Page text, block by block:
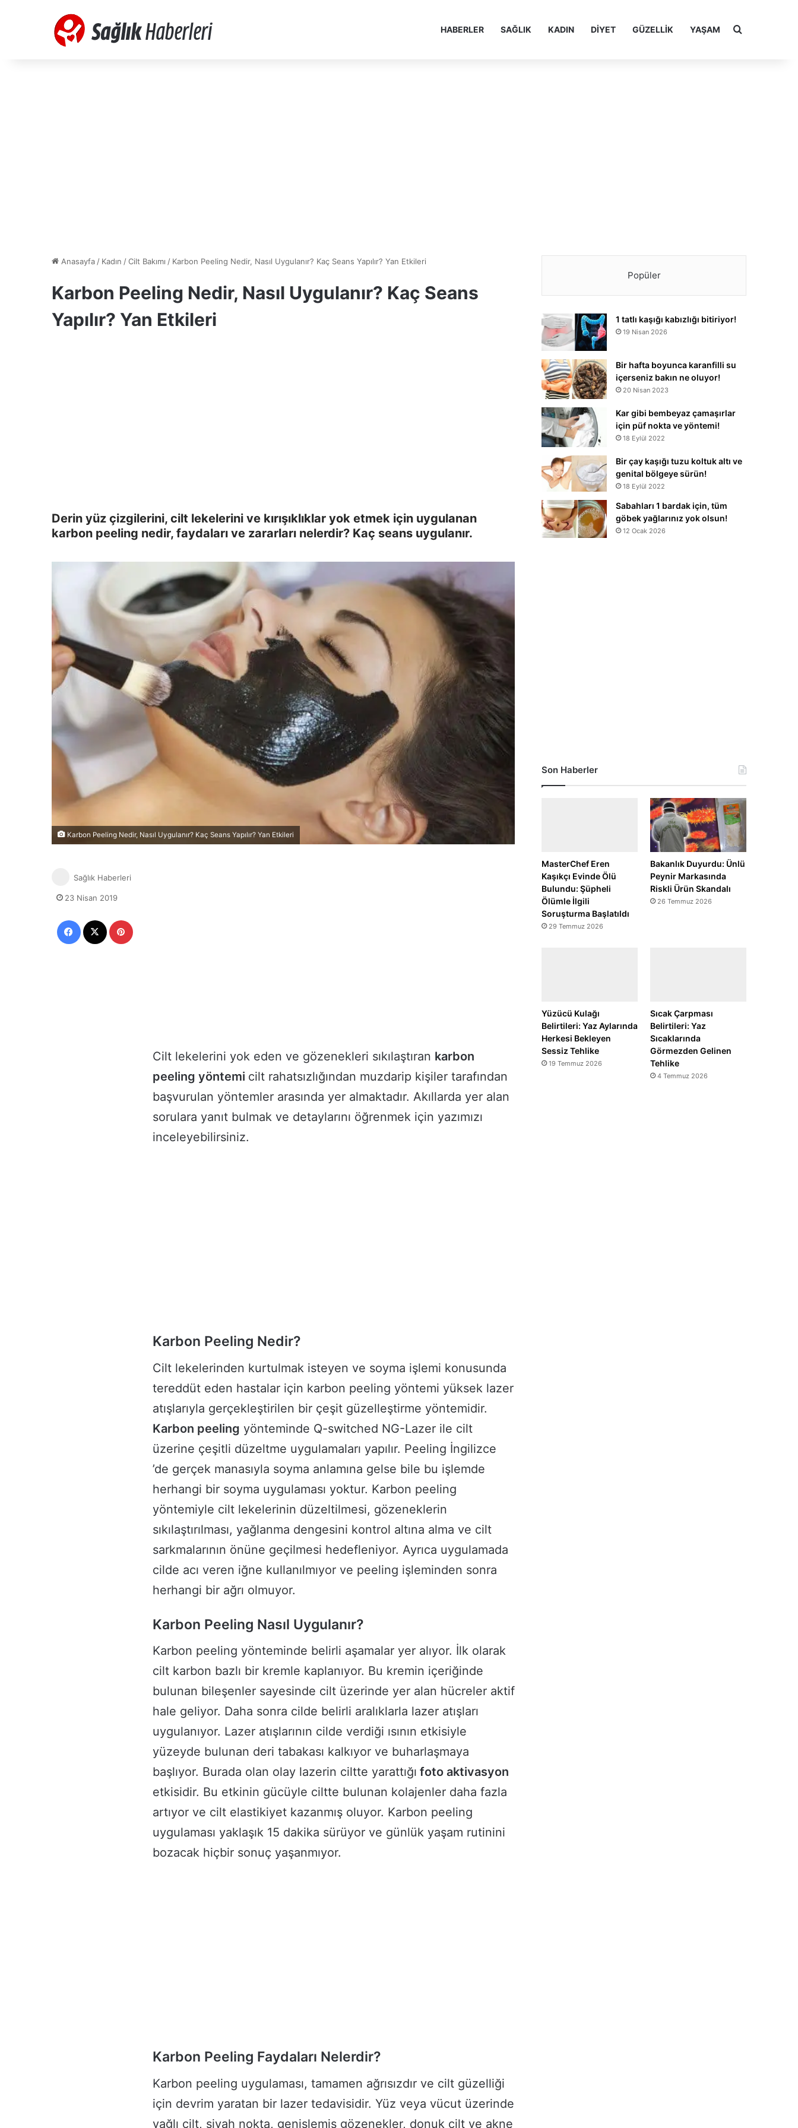
HABERLER SAĞLIK KADIN DIYET GÜZELLIK YAŞAM Arama yap
Anasayfa / Kadın /Cilt Bakımı / Karbon Peeling Nedir, Nasıl Uygulanır? Kaç Seans Yapılır? Yan Etkileri
Karbon Peeling Nedir, Nasıl Uygulanır? Kaç Seans
Yapılır? Yan Etkileri
Derin yüz çizgilerini, cilt lekelerini ve kırışıklıklar yok etmek için uygulanan
karbon peeling nedir, faydaları ve zararları nelerdir? Kaç seans uygulanır.
Karbon Peeling Nedir, Nasıl Uygulanır? Kaç Seans Yapılır? Yan Etkileri
Cilt lekelerini yok eden ve gözenekleri sıkılaştıran karbon
peeling yöntemi cilt rahatsızlığından muzdarip kişiler tarafından
başvurulan yöntemler arasında yer almaktadır. Akıllarda yer alan
sorulara yanıt bulmak ve detaylarını öğrenmek için yazımızı
inceleyebilirsiniz.
Karbon Peeling Nedir?
Cilt lekelerinden kurtulmak isteyen ve soyma işlemi konusunda
tereddüt eden hastalar için karbon peeling yöntemi yüksek lazer
atışlarıyla gerçekleştirilen bir çeşit güzelleştirme yöntemidir.
Karbon peeling yönteminde Q-switched NG-Lazer ile cilt
üzerine çeşitli düzeltme uygulamaları yapılır. Peeling İngilizce
’de gerçek manasıyla soyma anlamına gelse bile bu işlemde
herhangi bir soyma uygulaması yoktur. Karbon peeling
yöntemiyle cilt lekelerinin düzeltilmesi, gözeneklerin
sıkılaştırılması, yağlanma dengesini kontrol altına alma ve cilt
sarkmalarının önüne geçilmesi hedefleniyor. Ayrıca uygulamada
cilde acı veren iğne kullanılmıyor ve peeling işleminden sonra
herhangi bir ağrı olmuyor.
Karbon Peeling Nasıl Uygulanır?
Karbon peeling yönteminde belirli aşamalar yer alıyor. İlk olarak
cilt karbon bazlı bir kremle kaplanıyor. Bu kremin içeriğinde
bulunan bileşenler sayesinde cilt üzerinde yer alan hücreler aktif
hale geliyor. Daha sonra cilde belirli aralıklarla lazer atışları
uygulanıyor. Lazer atışlarının cilde verdiği ısının etkisiyle
yüzeyde bulunan deri tabakası kalkıyor ve buharlaşmaya
başlıyor. Burada olan olay lazerin ciltte yarattığı foto aktivasyon
etkisidir. Bu etkinin gücüyle ciltte bulunan kolajenler daha fazla
artıyor ve cilt elastikiyet kazanmış oluyor. Karbon peeling
uygulaması yaklaşık 15 dakika sürüyor ve günlük yaşam rutinini
bozacak hiçbir sonuç yaşanmıyor.
Karbon Peeling Faydaları Nelerdir?
Karbon peeling uygulaması, tamamen ağrısızdır ve cilt güzelliği
için devrim yaratan bir lazer tedavisidir. Yüz veya vücut üzerinde
yağlı cilt, siyah nokta, genişlemiş gözenekler, donuk cilt ve akne
Sağlık Haberleri
23 Nisan 2019
Popüler
1 tatlı kaşığı kabızlığı bitiriyor!
19 Nisan 2026
Bir hafta boyunca karanfilli su
içerseniz bakın ne oluyor!
20 Nisan 2023
Kar gibi bembeyaz çamaşırlar
için püf nokta ve yöntemi!
18 Eylül 2022
Bir çay kaşığı tuzu koltuk altı ve
genital bölgeye sürün!
18 Eylül 2022
Sabahları 1 bardak için, tüm
göbek yağlarınız yok olsun!
12 Ocak 2026
Son Haberler
MasterChef Eren
Kaşıkçı Evinde Ölü
Bulundu: Şüpheli
Ölümle İlgili
Soruşturma Başlatıldı
29 Temmuz 2026
Bakanlık Duyurdu: Ünlü
Peynir Markasında
Riskli Ürün Skandalı
26 Temmuz 2026
Yüzücü Kulağı
Belirtileri: Yaz Aylarında
Herkesi Bekleyen
Sessiz Tehlike
19 Temmuz 2026
Sıcak Çarpması
Belirtileri: Yaz
Sıcaklarında
Görmezden Gelinen
Tehlike
4 Temmuz 2026